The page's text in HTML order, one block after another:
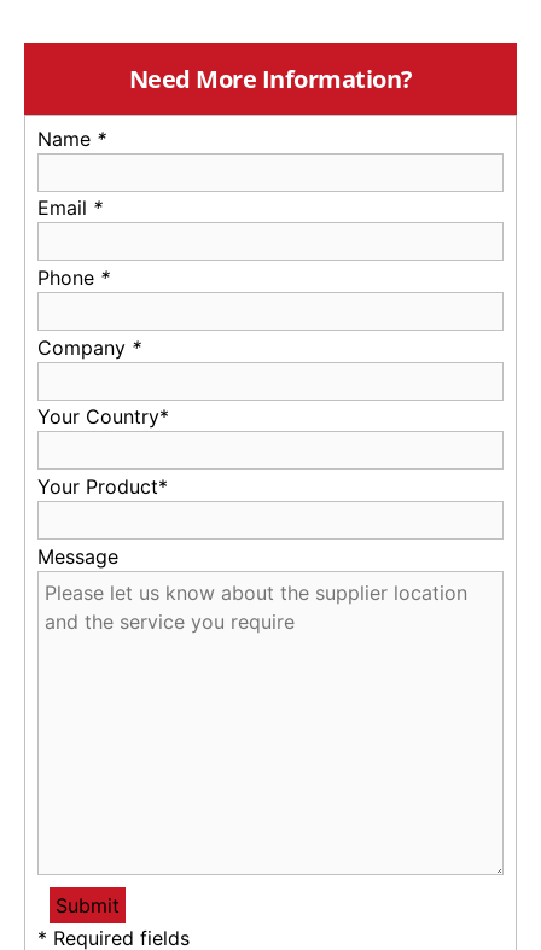
Need More Information?
Name *
Email *
Phone *
Company *
Your Country*
Your Product*
Message
* Required fields